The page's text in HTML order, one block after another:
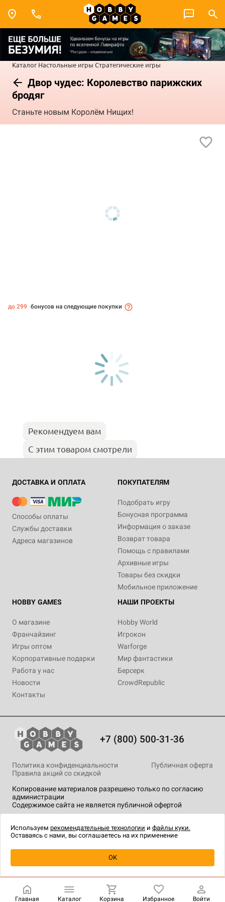
Каталог Настольные игры Стратегические игры
Двор чудес: Королевство парижских
бродяг
Станьте новым Королём Нищих!
Уведомить о наличии
до 299 бонусов на следующие покупки
Рекомендуем вам
С этим товаром смотрели
ДОСТАВКА И ОПЛАТА
Способы оплаты
Службы доставки
Адреса магазинов
ПОКУПАТЕЛЯМ
Подобрать игру
Бонусная программа
Информация о заказе
Возврат товара
Помощь с правилами
Архивные игры
Товары без скидки
Мобильное приложение
HOBBY GAMES
О магазине
Франчайзинг
Игры оптом
Корпоративные подарки
Работа у нас
Новости
Контакты
НАШИ ПРОЕКТЫ
Hobby World
Игрокон
Warforge
Мир фантастики
Берсерк
CrowdRepublic
+7 (800) 500-31-36
Копирование материалов разрешено только по согласию
администрации
Содержимое сайта не является публичной офертой
Политика конфиденциальности
Публичная оферта
Правила акций со скидкой
технологии.
Главная Каталог Корзина Избранное Войти
Используем рекомендательные технологии и файлы куки.
Оставаясь с нами, вы соглашаетесь на их применение
OK